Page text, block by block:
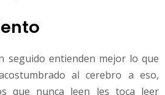
seguido entienden mejor lo que
al cerebro a eso,
que nunca leen les toca leer